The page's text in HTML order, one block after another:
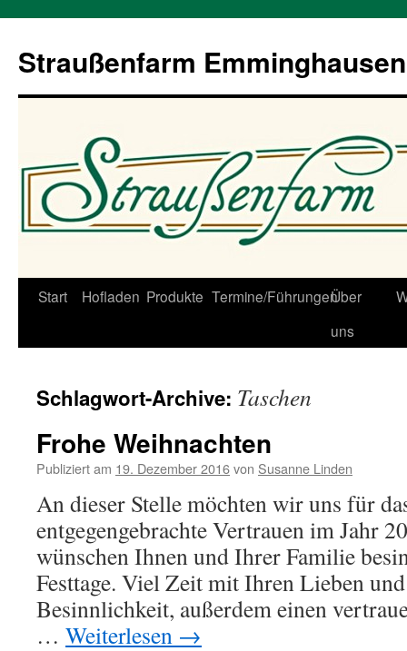
Straußenfarm Emminghausen
Zum
Start Hofladen Produkte Termine/FührungenÜber
uns
Schlagwort-Archive: Taschen
Frohe Weihnachten
Publiziert am 19. Dezember 2016von Susanne Linden
An dieser Stelle möchten wir uns für
entgegengebrachte Vertrauen im Jahr
wünschen Ihnen und Ihrer Familie
Festtage. Viel Zeit mit Ihren Lieben
Besinnlichkeit, außerdem einen
… Weiterlesen →